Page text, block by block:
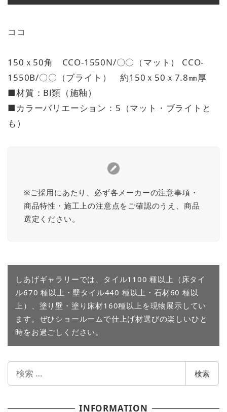
ココ
150ｘ50角 CCO-1550N/〇〇（マット） CCO-
1550B/〇〇（ブライト） 約150ｘ50ｘ7.8㎜厚
■材質：BⅠ類（施釉）
■カラーバリエーション：5（マット・ブライトと
も）
※ご採用にあたり、必ず各メーカーの注意事項・
商品特性・施工上の注意点をご確認のうえ、商品
選定ください。
しあげギャラリーでは、タイル1100 種以上（床タイ
ル670 種以上・壁タイル440 種以上・石材60 種以
上）、塗り壁・塗り床材160種以上を現物展示してい
ます。ぜひショールームで仕上げ材選びの楽しいひと
時をお過ごしください。
検索
INFORMATION